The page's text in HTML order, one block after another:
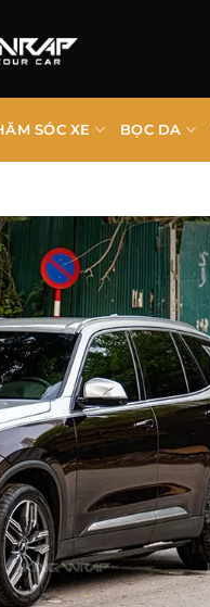
SÓC XE BỌC DA